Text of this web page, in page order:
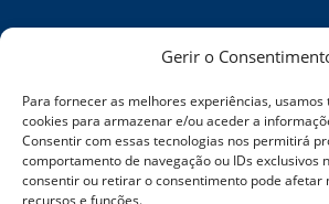
Gerir o
Para fornecer as melhores experiências,
cookies para armazenar e/ou aceder a
Consentir com essas tecnologias nos permitirá
comportamento de navegação ou IDs exclusivos
consentir ou retirar o consentimento pode afetar
recursos e funções.
Política de Devoluções
Termos e Condições
Resolução de Litígios